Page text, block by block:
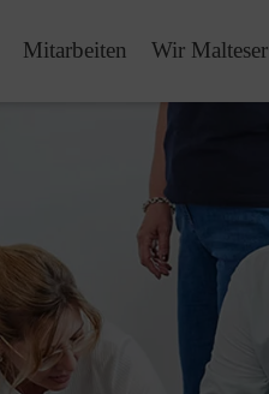
Mitarbeiten Wir Malteser